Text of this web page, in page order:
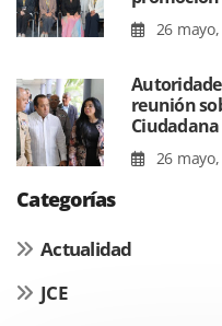
26
reunión
Ciudadana
26
Categorías
Actualidad
JCE